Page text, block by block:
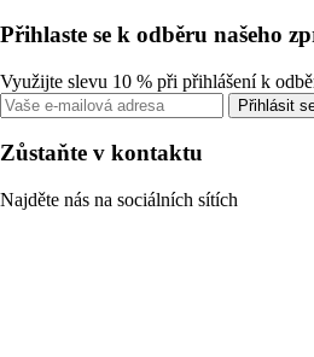
Přihlaste se k odběru našeho
Využijte slevu 10 % při přihlášení k
Přihlásit
Zůstaňte v kontaktu
Najděte nás na sociálních sítích